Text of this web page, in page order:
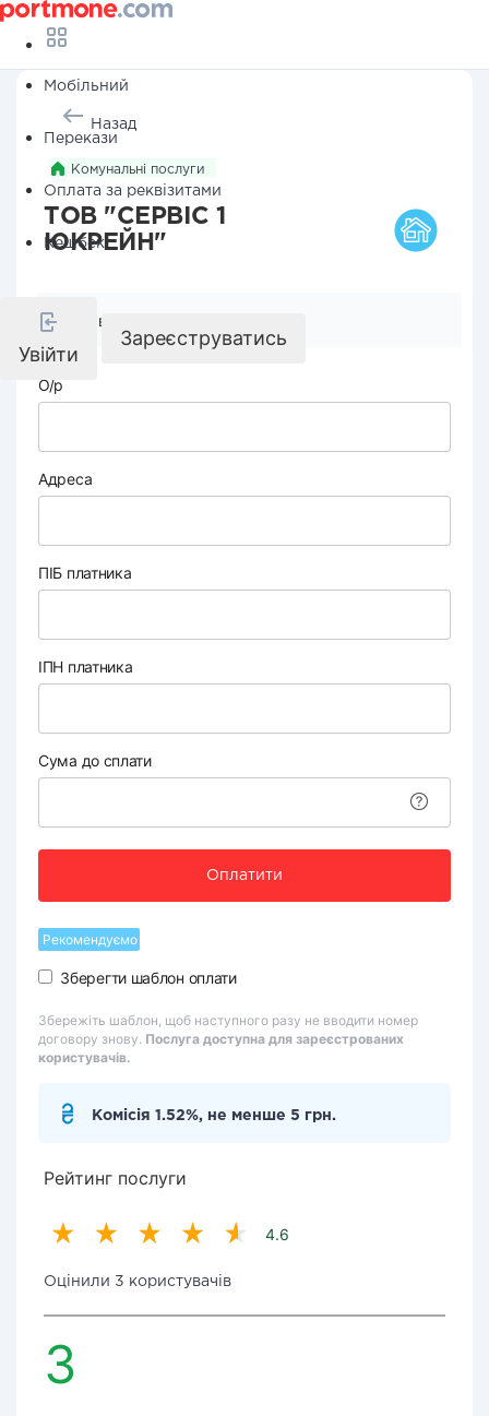
Мобільний
Перекази
Оплата за реквізитами
Кешбек
Увійти
Зареєструватись
Назад
Комунальні послуги
ТОВ "СЕРВІС 1
ЮКРЕЙН"
Реквізити компанії
О/р
Адреса
ПІБ платника
ІПН платника
Сума до сплати
Оплатити
Рекомендуємо
Зберегти шаблон оплати
Збережіть шаблон, щоб наступного разу не вводити номер
договору знову. Послуга доступна для зареєстрованих
користувачів.
Комісія 1.52%, не менше 5 грн.
Рейтинг послуги
4.6
Оцінили 3 користувачів
3